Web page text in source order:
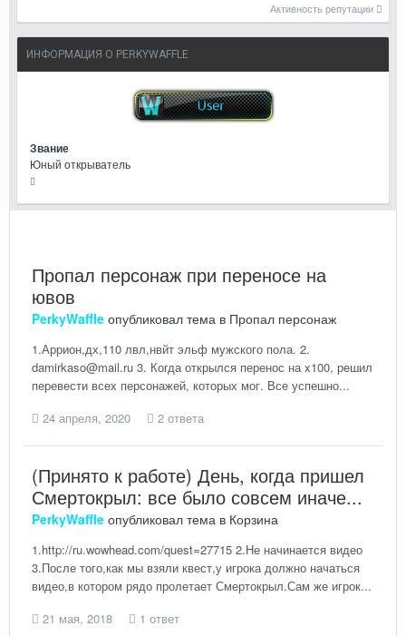
Активность репутации
ИНФОРМАЦИЯ О PERKYWAFFLE
Звание
Юный открыватель
Пропал персонаж при переносе на
ювов
PerkyWaffle опубликовал тема в Пропал персонаж
1.Аррион,дх,110 лвл,нвйт эльф мужского пола. 2.
damirkaso@mail.ru 3. Когда открылся перенос на x100, решил
перевести всех персонажей, которых мог. Все успешно...
24 апреля, 2020
2 ответа
(Принято к работе) День, когда пришел
Смертокрыл: все было совсем иначе...
PerkyWaffle опубликовал тема в Корзина
1.http://ru.wowhead.com/quest=27715 2.Не начинается видео
3.После того,как мы взяли квест,у игрока должно начаться
видео,в котором рядо пролетает Смертокрыл.Сам же игрок...
21 мая, 2018
1 ответ